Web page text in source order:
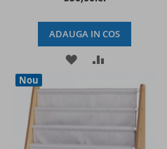
ADAUGA IN COS
ADAUGATI
PENTRU
Nou